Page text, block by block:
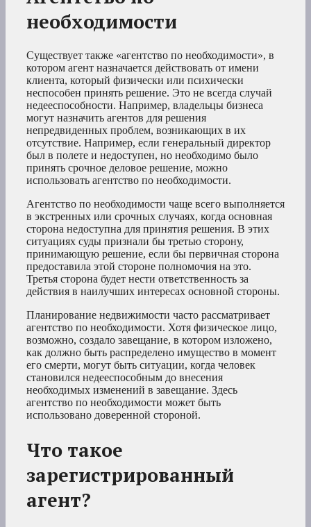
необходимости
Существует также «агентство по необходимости», в
котором агент назначается действовать от имени
клиента, который физически или психически
неспособен принять решение. Это не всегда случай
недееспособности. Например, владельцы бизнеса
могут назначить агентов для решения
непредвиденных проблем, возникающих в их
отсутствие. Например, если генеральный директор
был в полете и недоступен, но необходимо было
принять срочное деловое решение, можно
использовать агентство по необходимости.
Агентство по необходимости чаще всего выполняется
в экстренных или срочных случаях, когда основная
сторона недоступна для принятия решения. В этих
ситуациях суды признали бы третью сторону,
принимающую решение, если бы первичная сторона
предоставила этой стороне полномочия на это.
Третья сторона будет нести ответственность за
действия в наилучших интересах основной стороны.
Планирование недвижимости часто рассматривает
агентство по необходимости. Хотя физическое лицо,
возможно, создало завещание, в котором изложено,
как должно быть распределено имущество в момент
его смерти, могут быть ситуации, когда человек
становился недееспособным до внесения
необходимых изменений в завещание. Здесь
агентство по необходимости может быть
использовано доверенной стороной.
Что такое
зарегистрированный
агент?